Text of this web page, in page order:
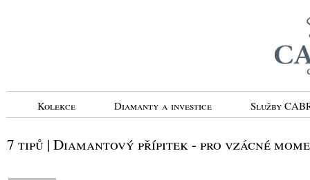
Kolekce Diamanty a investice Služby
7 tipů | Diamantový přípitek - pro vzácné